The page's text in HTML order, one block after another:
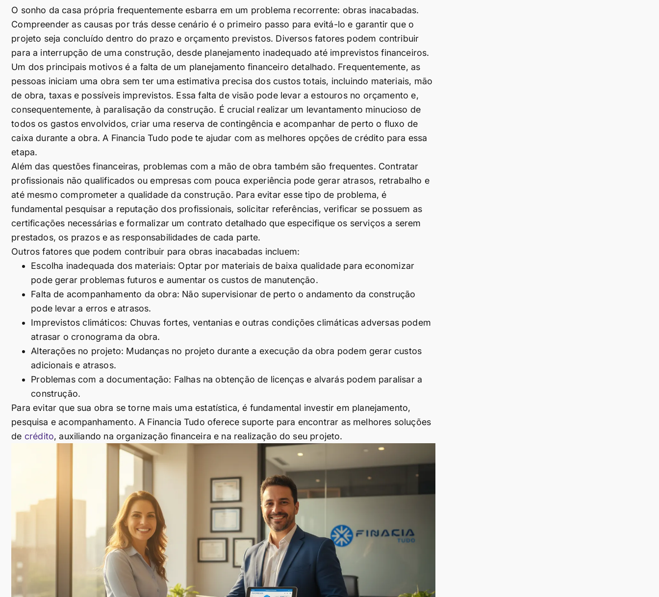
O sonho da casa própria frequentemente esbarra em um problema recorrente: obras inacabadas.
Compreender as causas por trás desse cenário é o primeiro passo para evitá-lo e garantir que o
projeto seja concluído dentro do prazo e orçamento previstos. Diversos fatores podem contribuir
para a interrupção de uma construção, desde planejamento inadequado até imprevistos financeiros.
Um dos principais motivos é a falta de um planejamento financeiro detalhado. Frequentemente, as
pessoas iniciam uma obra sem ter uma estimativa precisa dos custos totais, incluindo materiais, mão
de obra, taxas e possíveis imprevistos. Essa falta de visão pode levar a estouros no orçamento e,
consequentemente, à paralisação da construção. É crucial realizar um levantamento minucioso de
todos os gastos envolvidos, criar uma reserva de contingência e acompanhar de perto o fluxo de
caixa durante a obra. A Financia Tudo pode te ajudar com as melhores opções de crédito para essa
etapa.
Além das questões financeiras, problemas com a mão de obra também são frequentes. Contratar
profissionais não qualificados ou empresas com pouca experiência pode gerar atrasos, retrabalho e
até mesmo comprometer a qualidade da construção. Para evitar esse tipo de problema, é
fundamental pesquisar a reputação dos profissionais, solicitar referências, verificar se possuem as
certificações necessárias e formalizar um contrato detalhado que especifique os serviços a serem
prestados, os prazos e as responsabilidades de cada parte.
Outros fatores que podem contribuir para obras inacabadas incluem:
Escolha inadequada dos materiais: Optar por materiais de baixa qualidade para economizar
pode gerar problemas futuros e aumentar os custos de manutenção.
Falta de acompanhamento da obra: Não supervisionar de perto o andamento da construção
pode levar a erros e atrasos.
Imprevistos climáticos: Chuvas fortes, ventanias e outras condições climáticas adversas podem
atrasar o cronograma da obra.
Alterações no projeto: Mudanças no projeto durante a execução da obra podem gerar custos
adicionais e atrasos.
Problemas com a documentação: Falhas na obtenção de licenças e alvarás podem paralisar a
construção.
Para evitar que sua obra se torne mais uma estatística, é fundamental investir em planejamento,
pesquisa e acompanhamento. A Financia Tudo oferece suporte para encontrar as melhores soluções
de crédito, auxiliando na organização financeira e na realização do seu projeto.